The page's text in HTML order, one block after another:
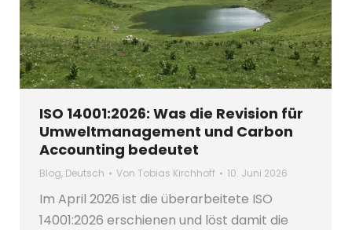
ISO 14001:2026: Was die Revision für
Umweltmanagement und Carbon
Accounting bedeutet
Blog, Deutsch Von Tobias Kirchhoff 10. Juni 2026
Im April 2026 ist die überarbeitete ISO
14001:2026 erschienen und löst damit die